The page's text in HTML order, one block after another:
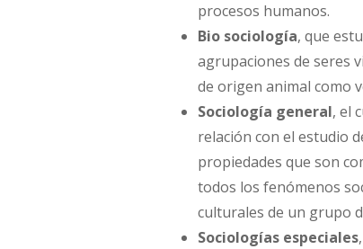
procesos humanos.
Bio sociología, que
agrupaciones de seres
de origen animal como
Sociología general, el
relación con el estudio
propiedades que son
todos los fenómenos
culturales de un grupo
Sociologías especiales